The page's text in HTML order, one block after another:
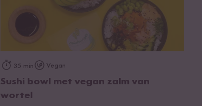
35 min Vegan
Sushi bowl met vegan zalm van
wortel